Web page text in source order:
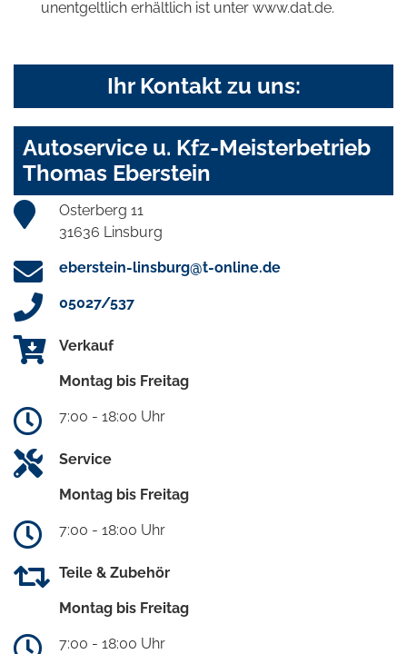
unentgeltlich erhältlich ist unter www.dat.de.
Ihr Kontakt zu uns:
Autoservice u. Kfz-Meisterbetrieb
Thomas Eberstein
Osterberg 11
31636 Linsburg
eberstein-linsburg@t-online.de
05027/537
Verkauf
Montag bis Freitag
7:00 - 18:00 Uhr
Service
Montag bis Freitag
7:00 - 18:00 Uhr
Teile & Zubehör
Montag bis Freitag
7:00 - 18:00 Uhr